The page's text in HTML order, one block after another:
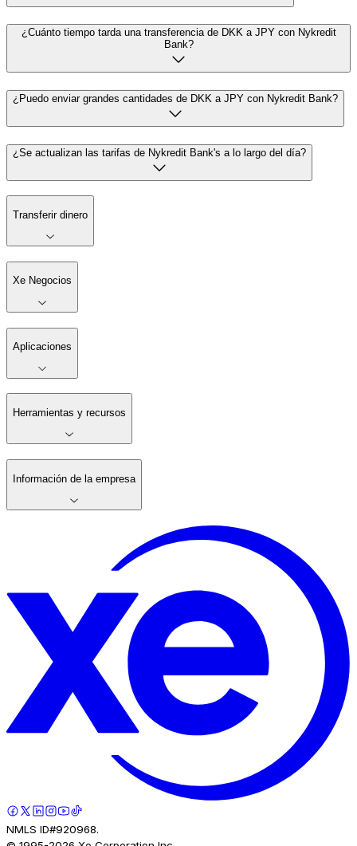
¿Cuánto tiempo tarda una transferencia de DKK a JPY con Nykredit
Bank?
¿Puedo enviar grandes cantidades de DKK a JPY con Nykredit Bank?
¿Se actualizan las tarifas de Nykredit Bank's a lo largo del día?
Transferir dinero
Xe Negocios
Aplicaciones
Herramientas y recursos
Información de la empresa
NMLS ID#920968.